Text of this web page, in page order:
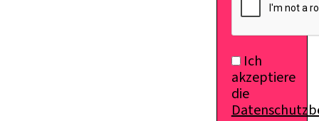
Ich
akzeptiere
die